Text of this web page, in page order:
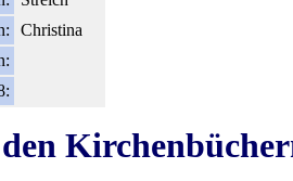
Christina